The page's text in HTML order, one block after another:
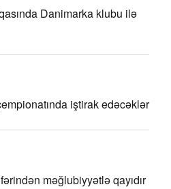
Danimarka klubu ilə
iştirak edəcəklər
məğlubiyyətlə qayıdır